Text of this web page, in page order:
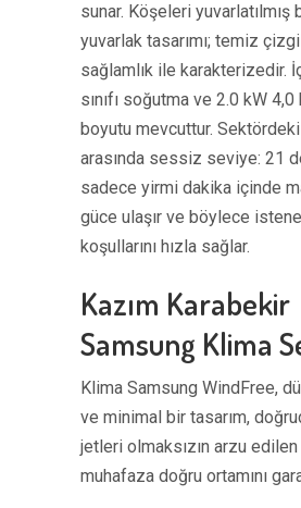
sunar. Köşeleri yuvarlatılmış
yuvarlak tasarımı; temiz
sağlamlık ile karakterizedir.
sınıfı soğutma ve 2.0 kW
boyutu mevcuttur.
arasında sessiz seviye: 21
sadece yirmi dakika içinde
güce ulaşır ve böylece
koşullarını hızla sağlar.
Kazım Karabekir
Samsung Klima
Klima Samsung WindFree,
ve minimal bir tasarım,
jetleri olmaksızın arzu edilen
muhafaza doğru ortamını